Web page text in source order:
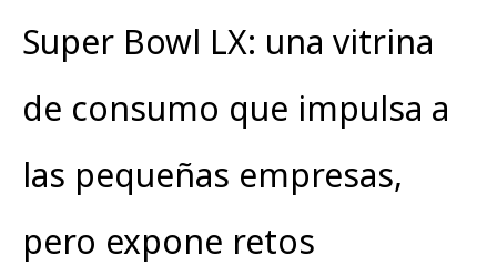
Super Bowl LX: una vitrina
de consumo que impulsa a
las pequeñas empresas,
pero expone retos